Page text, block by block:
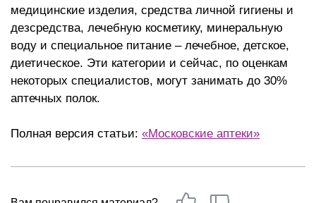
медицинские изделия, средства личной гигиены и
дезсредства, лечебную косметику, минеральную
воду и специальное питание – лечебное, детское,
диетическое. Эти категории и сейчас, по оценкам
некоторых специалистов, могут занимать до 30%
аптечных полок.
Полная версия статьи: «Московские аптеки»